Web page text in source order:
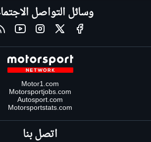
وسائل التواصل
Motor1.com
Motorsportjobs.com
Autosport.com
Motorsportstats.com
اتصل بنا